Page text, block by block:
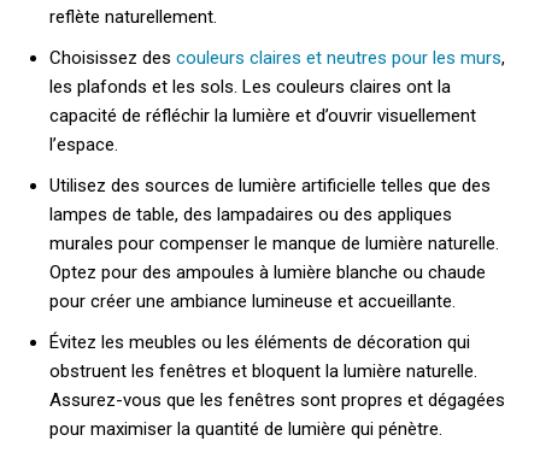
reflète naturellement.
Choisissez des couleurs claires et neutres pour les murs,
les plafonds et les sols. Les couleurs claires ont la
capacité de réfléchir la lumière et d’ouvrir visuellement
l’espace.
Utilisez des sources de lumière artificielle telles que des
lampes de table, des lampadaires ou des appliques
murales pour compenser le manque de lumière naturelle.
Optez pour des ampoules à lumière blanche ou chaude
pour créer une ambiance lumineuse et accueillante.
Évitez les meubles ou les éléments de décoration qui
obstruent les fenêtres et bloquent la lumière naturelle.
Assurez-vous que les fenêtres sont propres et dégagées
pour maximiser la quantité de lumière qui pénètre.